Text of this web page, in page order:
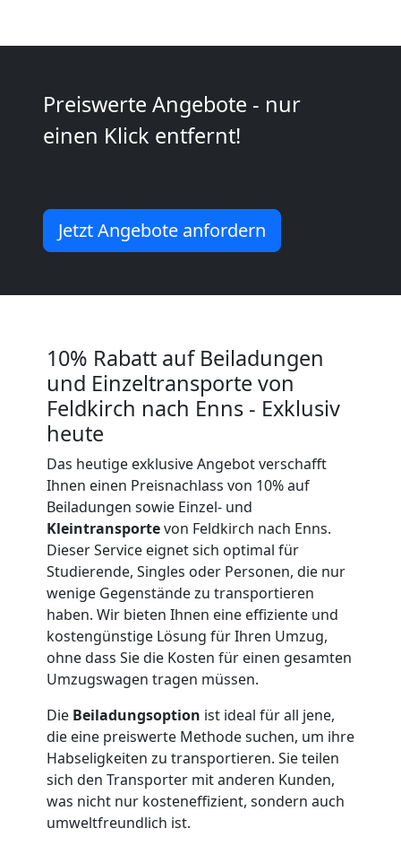
Preiswerte Angebote - nur
einen Klick entfernt!
Jetzt Angebote anfordern
10% Rabatt auf Beiladungen
und Einzeltransporte von
Feldkirch nach Enns - Exklusiv
heute
Das heutige exklusive Angebot verschafft
Ihnen einen Preisnachlass von 10% auf
Beiladungen sowie Einzel- und
Kleintransportevon Feldkirch nach Enns.
Dieser Service eignet sich optimal für
Studierende, Singles oder Personen, die nur
wenige Gegenstände zu transportieren
haben. Wir bieten Ihnen eine effiziente und
kostengünstige Lösung für Ihren Umzug,
ohne dass Sie die Kosten für einen gesamten
Umzugswagen tragen müssen.
Die Beiladungsoption ist ideal für all jene,
die eine preiswerte Methode suchen, um ihre
Habseligkeiten zu transportieren. Sie teilen
sich den Transporter mit anderen Kunden,
was nicht nur kosteneffizient, sondern auch
umweltfreundlich ist.
Anfrage
Möbeltransport
National
Möbeltransport
International
Beiladung
National
Beiladung
International
Internationaler
Umzug
Nationaler
Umzug